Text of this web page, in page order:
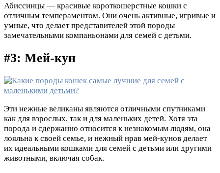
Абиссинцы — красивые короткошерстные кошки с
отличным темпераментом. Они очень активные, игривые и
умные, что делает представителей этой породы
замечательными компаньонами для семей с детьми.
#3: Мей-кун
Эти нежные великаны являются отличными спутниками
как для взрослых, так и для маленьких детей. Хотя эта
порода и сдержанно относится к незнакомым людям, она
лояльна к своей семье, и нежный нрав мей-кунов делает
их идеальными кошками для семей с детьми или другими
животными, включая собак.